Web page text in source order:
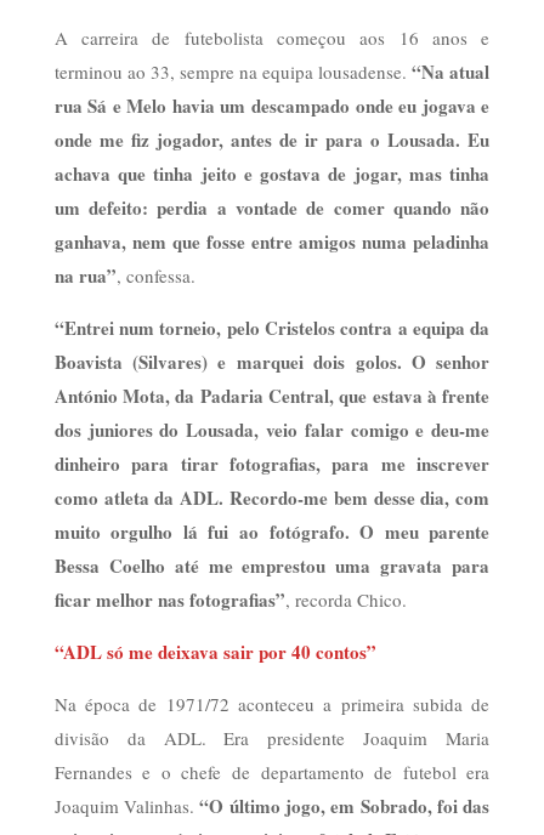
A carreira de futebolista começou aos 16 anos e
terminou ao 33, sempre na equipa lousadense.“Na atual
rua Sá e Melo havia um descampado onde eu jogava e
onde me fiz jogador, antes de ir para o Lousada. Eu
achava que tinha jeito e gostava de jogar, mas tinha
um defeito: perdia a vontade de comer quando não
ganhava, nem que fosse entre amigos numa peladinha
na rua”, confessa.
“Entrei num torneio, pelo Cristelos contra a equipa da
Boavista (Silvares) e marquei dois golos. O senhor
António Mota, da Padaria Central, que estava à frente
dos juniores do Lousada, veio falar comigo e deu-me
dinheiro para tirar fotografias, para me inscrever
como atleta da ADL. Recordo-me bem desse dia, com
muito orgulho lá fui ao fotógrafo. O meu parente
Bessa Coelho até me emprestou uma gravata para
ficar melhor nas fotografias”, recorda Chico.
“ADL só me deixava sair por 40 contos”
Na época de 1971/72 aconteceu a primeira subida de
divisão da ADL. Era presidente Joaquim Maria
Fernandes e o chefe de departamento de futebol era
Joaquim Valinhas.“O último jogo, em Sobrado, foi das